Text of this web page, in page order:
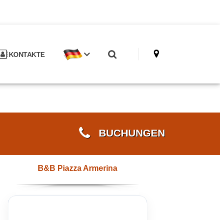
KONTAKTE
BUCHUNGEN
B&B Piazza Armerina